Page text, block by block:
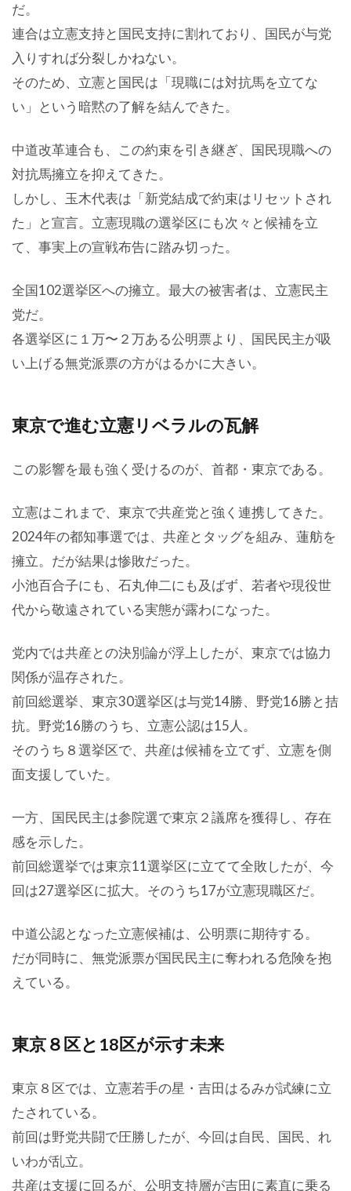
だ。
連合は立憲支持と国民支持に割れており、国民が与党
入りすれば分裂しかねない。
そのため、立憲と国民は「現職には対抗馬を立てな
い」という暗黙の了解を結んできた。
中道改革連合も、この約束を引き継ぎ、国民現職への
対抗馬擁立を抑えてきた。
しかし、玉木代表は「新党結成で約束はリセットされ
た」と宣言。立憲現職の選挙区にも次々と候補を立
て、事実上の宣戦布告に踏み切った。
全国102選挙区への擁立。最大の被害者は、立憲民主
党だ。
各選挙区に１万〜２万ある公明票より、国民民主が吸
い上げる無党派票の方がはるかに大きい。
東京で進む立憲リベラルの瓦解
この影響を最も強く受けるのが、首都・東京である。
立憲はこれまで、東京で共産党と強く連携してきた。
2024年の都知事選では、共産とタッグを組み、蓮舫を
擁立。だが結果は惨敗だった。
小池百合子にも、石丸伸二にも及ばず、若者や現役世
代から敬遠されている実態が露わになった。
党内では共産との決別論が浮上したが、東京では協力
関係が温存された。
前回総選挙、東京30選挙区は与党14勝、野党16勝と拮
抗。野党16勝のうち、立憲公認は15人。
そのうち８選挙区で、共産は候補を立てず、立憲を側
面支援していた。
一方、国民民主は参院選で東京２議席を獲得し、存在
感を示した。
前回総選挙では東京11選挙区に立てて全敗したが、今
回は27選挙区に拡大。そのうち17が立憲現職区だ。
中道公認となった立憲候補は、公明票に期待する。
だが同時に、無党派票が国民民主に奪われる危険を抱
えている。
東京８区と18区が示す未来
東京８区では、立憲若手の星・吉田はるみが試練に立
たされている。
前回は野党共闘で圧勝したが、今回は自民、国民、れ
いわが乱立。
共産は支援に回るが、公明支持層が吉田に素直に乗る